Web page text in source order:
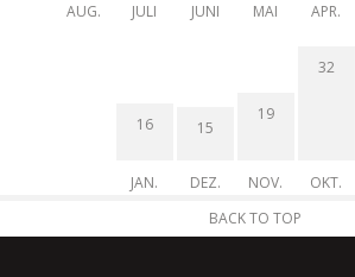
AUG.
JULI
JUNI
MAI
APR.
16
JAN.
15
DEZ.
19
NOV.
32
OKT.
BACK TO TOP